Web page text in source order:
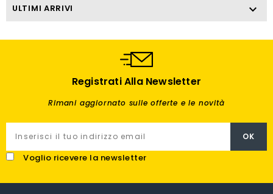
ULTIMI ARRIVI 
Registrati Alla Newsletter
Rimani aggiornato sulle offerte e le novità
Voglio ricevere la newsletter